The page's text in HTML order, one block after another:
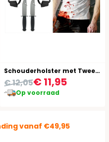
Schouderholster met Twee Messen
€ 11,95
€ 12,05
Op voorraad
vanaf €49,95